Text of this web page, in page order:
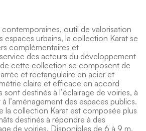
contemporaines, outil de valorisation
s espaces urbains, la collection Karat se
rs complémentaires et
service des acteurs du développement
de cette collection se composent de
arrée et rectangulaire en acier et
étrie claire et efficace en accord
s sont destinés à l’éclairage de voiries, à
à l’aménagement des espaces publics.
e la collection Karat est composée plus
âts destinés à répondre à des
ge de voiries. Disponibles de 6 à 9 m,